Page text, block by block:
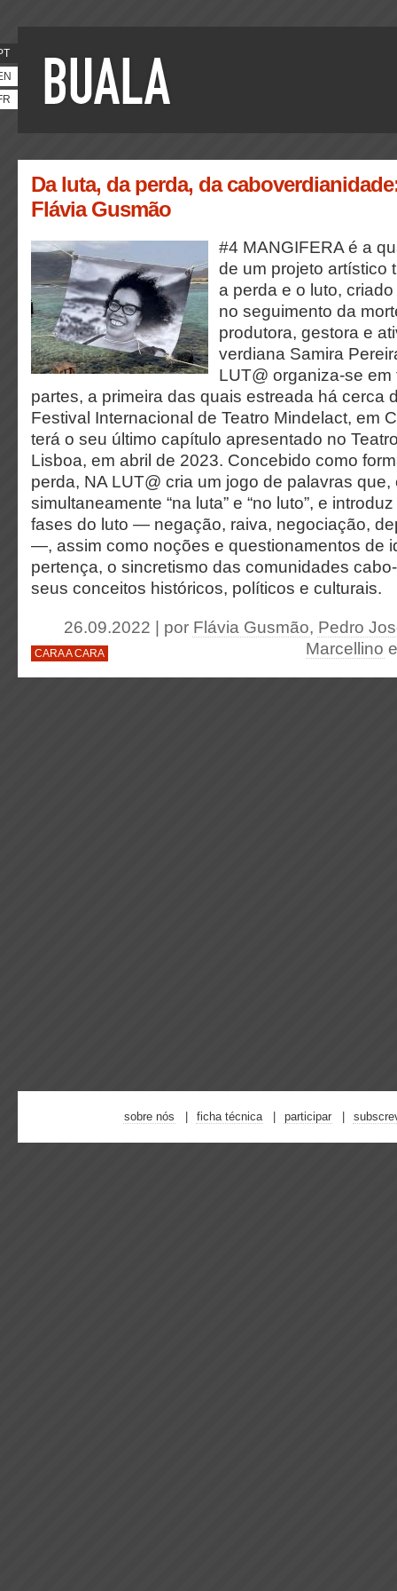
Da luta, da perda, da
Flávia Gusmão
#4 MANGIFERA é a
de um projeto artístico
a perda e o luto,
no seguimento da
produtora, gestora e
verdiana Samira
LUT@ organiza-se
partes, a primeira das quais estreada há cerca
Festival Internacional de Teatro Mindelact, em
terá o seu último capítulo apresentado no
Lisboa, em abril de 2023. Concebido como
perda, NA LUT@ cria um jogo de palavras
simultaneamente “na luta” e “no luto”, e
fases do luto — negação, raiva, negociação,
—, assim como noções e questionamentos de
pertença, o sincretismo das comunidades
seus conceitos históricos, políticos e culturais.
CARA A CARA
26.09.2022 | por Flávia Gusmão, Pedro
Marcellino
sobre nós ficha técnica participar